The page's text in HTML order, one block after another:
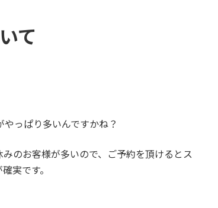
て
っぱり多いんですかね？
のお客様が多いので、ご予約を頂けるとス
実です。